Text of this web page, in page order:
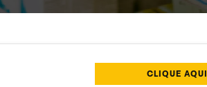
CLIQUE AQUI